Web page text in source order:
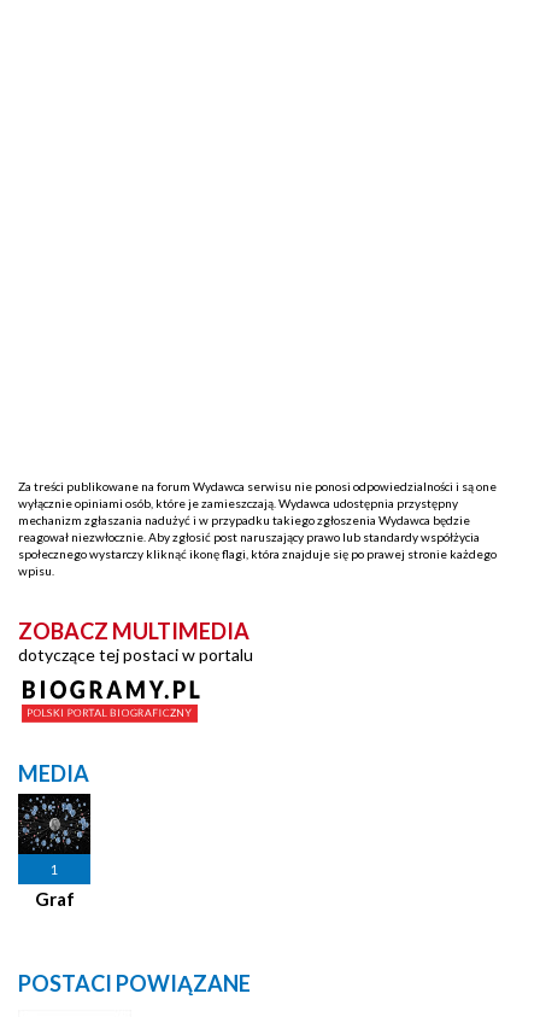
Za treści publikowane na forum Wydawca serwisu nie ponosi odpowiedzialności i są one
wyłącznie opiniami osób, które je zamieszczają. Wydawca udostępnia przystępny
mechanizm zgłaszania nadużyć i w przypadku takiego zgłoszenia Wydawca będzie
reagował niezwłocznie. Aby zgłosić post naruszający prawo lub standardy współżycia
społecznego wystarczy kliknąć ikonę flagi, która znajduje się po prawej stronie każdego
wpisu.
ZOBACZ MULTIMEDIA
dotyczące tej postaci w portalu
MEDIA
1
Graf
POSTACI POWIĄZANE